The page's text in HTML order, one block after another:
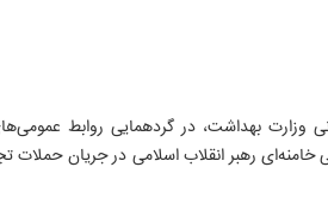
وزارت بهداشت، در گردهمایی روابط
رهبر انقلاب اسلامی در جریان حملات